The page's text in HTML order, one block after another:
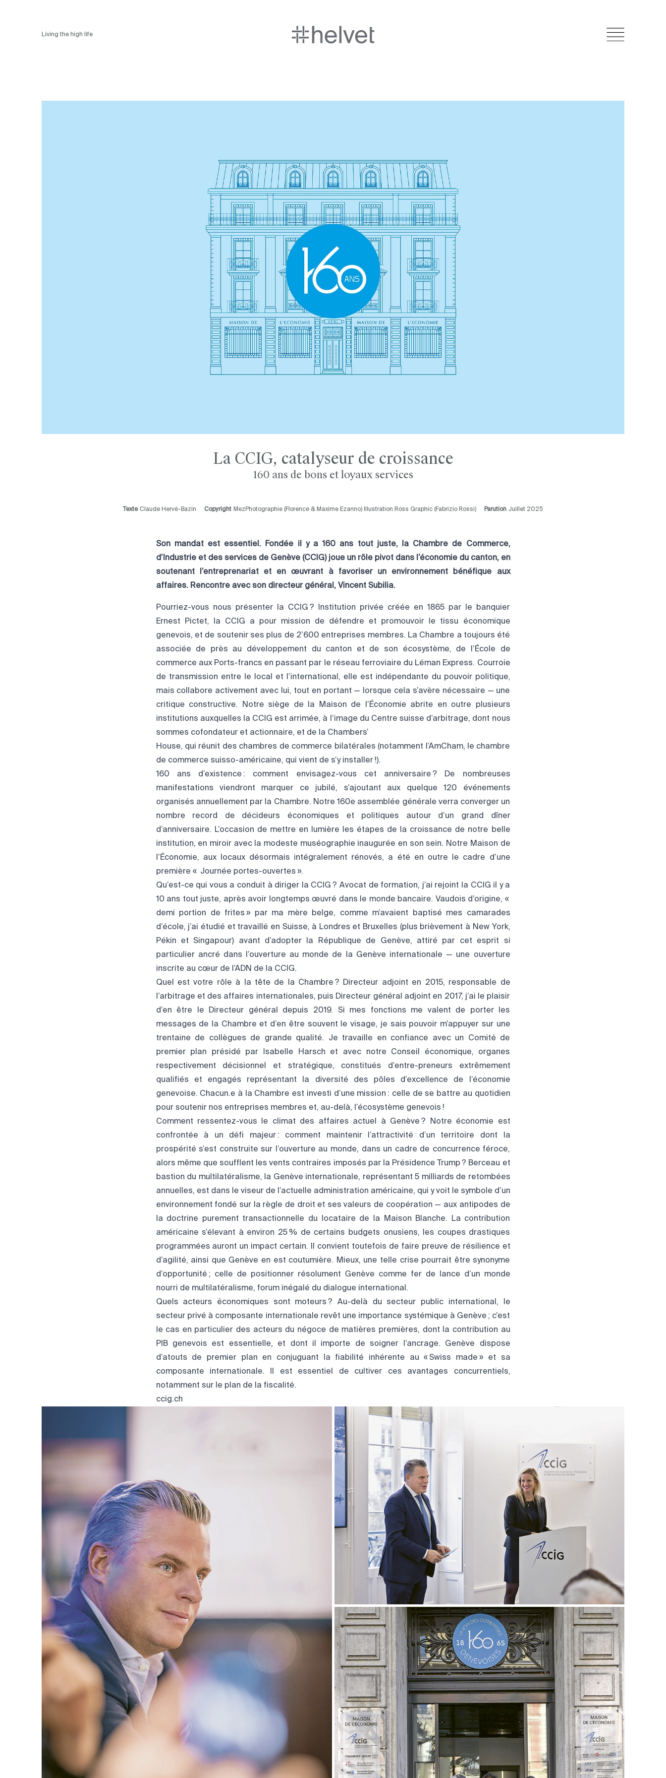
Living the high life
La CCIG, catalyseur de croissance
160 ans de bons et loyaux services
Texte Claude Hervé-Bazin Copyright MezPhotographie (Florence & Maxime Ezanno) Illustration Ross Graphic (Fabrizio Rossi) Parution Juillet 2025
Son mandat est essentiel. Fondée il y a 160 ans tout juste, la Chambre de Commerce,
d’Industrie et des services de Genève (CCIG) joue un rôle pivot dans l’économie du canton, en
soutenant l’entreprenariat et en œuvrant à favoriser un environnement bénéfique aux
affaires. Rencontre avec son directeur général, Vincent Subilia.
Pourriez-vous nous présenter la CCIG ? Institution privée créée en 1865 par le banquier
Ernest Pictet, la CCIG a pour mission de défendre et promouvoir le tissu économique
genevois, et de soutenir ses plus de 2’600 entreprises membres. La Chambre a toujours été
associée de près au développement du canton et de son écosystème, de l’École de
commerce aux Ports-francs en passant par le réseau ferroviaire du Léman Express. Courroie
de transmission entre le local et l’international, elle est indépendante du pouvoir politique,
mais collabore activement avec lui, tout en portant — lorsque cela s’avère nécessaire — une
critique constructive. Notre siège de la Maison de l’Économie abrite en outre plusieurs
institutions auxquelles la CCIG est arrimée, à l’image du Centre suisse d’arbitrage, dont nous
sommes cofondateur et actionnaire, et de la Chambers’
House, qui réunit des chambres de commerce bilatérales (notamment l’AmCham, le chambre
de commerce suisso-américaine, qui vient de s’y installer !).
160 ans d’existence : comment envisagez-vous cet anniversaire ? De nombreuses
manifestations viendront marquer ce jubilé, s’ajoutant aux quelque 120 événements
organisés annuellement par la Chambre. Notre 160e assemblée générale verra converger un
nombre record de décideurs économiques et politiques autour d’un grand dîner
d’anniversaire. L’occasion de mettre en lumière les étapes de la croissance de notre belle
institution, en miroir avec la modeste muséographie inaugurée en son sein. Notre Maison de
l’Économie, aux locaux désormais intégralement rénovés, a été en outre le cadre d’une
première « Journée portes-ouvertes ».
Qu’est-ce qui vous a conduit à diriger la CCIG ? Avocat de formation, j’ai rejoint la CCIG il y a
10 ans tout juste, après avoir longtemps œuvré dans le monde bancaire. Vaudois d’origine, «
demi portion de frites » par ma mère belge, comme m’avaient baptisé mes camarades
d’école, j’ai étudié et travaillé en Suisse, à Londres et Bruxelles (plus brièvement à New York,
Pékin et Singapour) avant d’adopter la République de Genève, attiré par cet esprit si
particulier ancré dans l’ouverture au monde de la Genève internationale — une ouverture
inscrite au cœur de l’ADN de la CCIG.
Quel est votre rôle à la tête de la Chambre ? Directeur adjoint en 2015, responsable de
l’arbitrage et des affaires internationales, puis Directeur général adjoint en 2017, j’ai le plaisir
d’en être le Directeur général depuis 2019. Si mes fonctions me valent de porter les
messages de la Chambre et d’en être souvent le visage, je sais pouvoir m’appuyer sur une
trentaine de collègues de grande qualité. Je travaille en confiance avec un Comité de
premier plan présidé par Isabelle Harsch et avec notre Conseil économique, organes
respectivement décisionnel et stratégique, constitués d’entre-preneurs extrêmement
qualifiés et engagés représentant la diversité des pôles d’excellence de l’économie
genevoise. Chacun.e à la Chambre est investi d’une mission : celle de se battre au quotidien
pour soutenir nos entreprises membres et, au-delà, l’écosystème genevois !
Comment ressentez-vous le climat des affaires actuel à Genève ? Notre économie est
confrontée à un défi majeur : comment maintenir l’attractivité d’un territoire dont la
prospérité s’est construite sur l’ouverture au monde, dans un cadre de concurrence féroce,
alors même que soufflent les vents contraires imposés par la Présidence Trump ? Berceau et
bastion du multilatéralisme, la Genève internationale, représentant 5 milliards de retombées
annuelles, est dans le viseur de l’actuelle administration américaine, qui y voit le symbole d’un
environnement fondé sur la règle de droit et ses valeurs de coopération — aux antipodes de
la doctrine purement transactionnelle du locataire de la Maison Blanche. La contribution
américaine s’élevant à environ 25 % de certains budgets onusiens, les coupes drastiques
programmées auront un impact certain. Il convient toutefois de faire preuve de résilience et
d’agilité, ainsi que Genève en est coutumière. Mieux, une telle crise pourrait être synonyme
d’opportunité ; celle de positionner résolument Genève comme fer de lance d’un monde
nourri de multilatéralisme, forum inégalé du dialogue international.
Quels acteurs économiques sont moteurs ? Au-delà du secteur public international, le
secteur privé à composante internationale revêt une importance systémique à Genève ; c’est
le cas en particulier des acteurs du négoce de matières premières, dont la contribution au
PIB genevois est essentielle, et dont il importe de soigner l’ancrage. Genève dispose
d’atouts de premier plan en conjuguant la fiabilité inhérente au « Swiss made » et sa
composante internationale. Il est essentiel de cultiver ces avantages concurrentiels,
notamment sur le plan de la fiscalité.
ccig.ch